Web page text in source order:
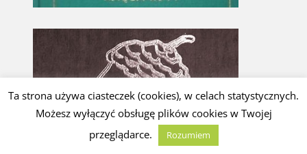
Ta strona używa ciasteczek (cookies), w celach statystycznych.
Możesz wyłączyć obsługę plików cookies w Twojej
przeglądarce.
Rozumiem